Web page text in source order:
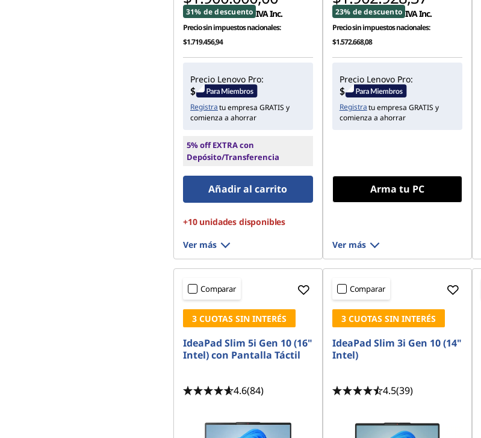
31% de descuento IVA Inc.
Precio sin impuestos nacionales:
$1.719.456,94
Precio Lenovo Pro:
Registratu empresa GRATIS y
comienza a ahorrar
5% off EXTRA con
Depósito/Transferencia
Añadir al carrito
+10 unidades disponibles
Ver más
23% de descuento IVA Inc.
Precio sin impuestos nacionales:
$1.572.668,08
Precio Lenovo Pro:
Registratu empresa GRATIS y
comienza a ahorrar
Arma tu PC
Ver más
Comparar
3 CUOTAS SIN INTERÉS
IdeaPad Slim 5i Gen 10 (16"
Intel) con Pantalla Táctil
4.6(84)
Comparar
3 CUOTAS SIN INTERÉS
IdeaPad Slim 3i Gen 10 (14"
Intel)
4.5(39)